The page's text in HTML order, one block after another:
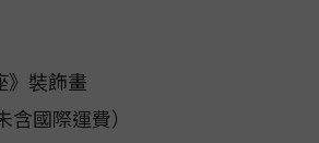
裝飾畫
國際運費）